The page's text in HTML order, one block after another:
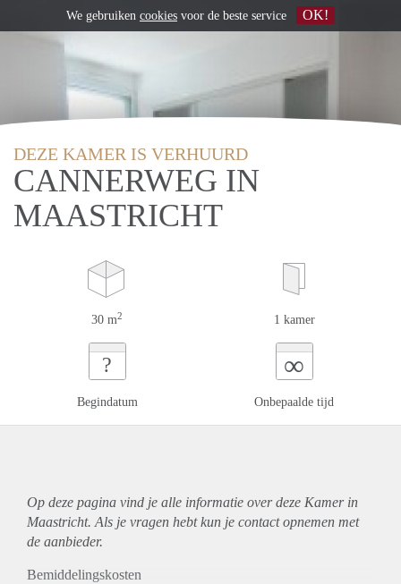
DEZE KAMER IS VERHUURD
CANNERWEG IN
MAASTRICHT
30 m2 1 kamer
?
Begindatum
∞
Onbepaalde tijd
Op deze pagina vind je alle informatie over deze Kamer in
Maastricht. Als je vragen hebt kun je contact opnemen met
de aanbieder.
Bemiddelingskosten
We gebruiken cookies voor de beste service OK!